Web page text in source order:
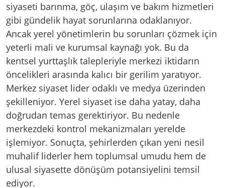
siyaseti barınma, göç, ulaşım ve bakım hizmetleri
gibi gündelik hayat sorunlarına odaklanıyor.
Ancak yerel yönetimlerin bu sorunları çözmek için
yeterli mali ve kurumsal kaynağı yok. Bu da
kentsel yurttaşlık talepleriyle merkezi iktidarın
öncelikleri arasında kalıcı bir gerilim yaratıyor.
Merkez siyaset lider odaklı ve medya üzerinden
şekilleniyor. Yerel siyaset ise daha yatay, daha
doğrudan temas gerektiriyor. Bu nedenle
merkezdeki kontrol mekanizmaları yerelde
işlemiyor. Sonuçta, şehirlerden çıkan yeni nesil
muhalif liderler hem toplumsal umudu hem de
ulusal siyasette dönüşüm potansiyelini temsil
ediyor.